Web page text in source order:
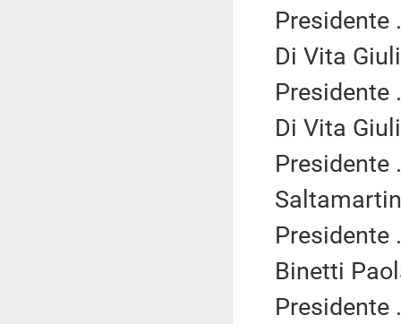
Presidente
Di Vita
Presidente
Di Vita
Presidente
Presidente
Binetti
Presidente